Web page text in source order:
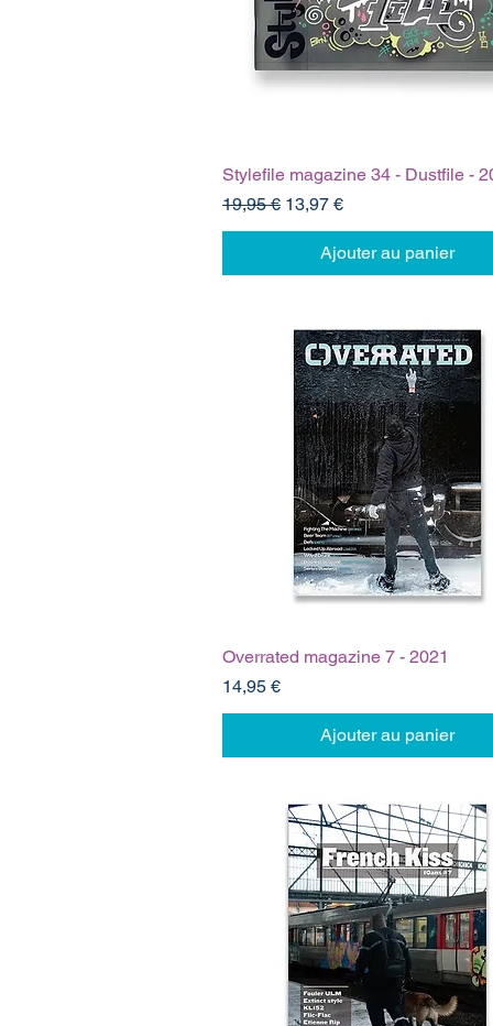
Stylefile magazine 34 - Dustfile -
Prix original
19,95 € Prix promotionnel
13,97 €
Ajouter au panier
Overrated magazine 7 - 2021
Prix
14,95 €
Ajouter au panier